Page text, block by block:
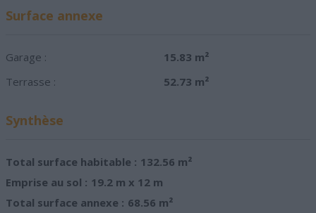
Surface annexe
Garage :
15.83 m²
Terrasse :
52.73 m²
Synthèse
Total surface habitable : 132.56 m²
Emprise au sol : 19.2 m x 12 m
Total surface annexe : 68.56 m²